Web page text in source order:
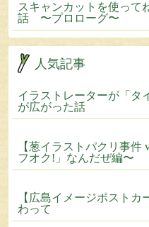
スキャンカットを使って
話 〜プロローグ〜
人気記事
イラストレーターが「タ
が広がった話
【葱イラストパクリ事
フオク!」なんだぜ編〜
【広島イメージポスト
わって